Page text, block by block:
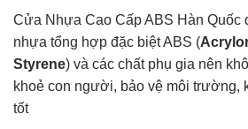
Cửa Nhựa Cao Cấp ABS Hàn Quốc
nhựa tổng hợp đặc biệt ABS (
Styrene) và các chất phụ gia nên
khoẻ con người, bảo vệ môi trường,
tốt